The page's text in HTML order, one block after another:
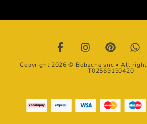
Copyright 2026 © Bobeche snc • All
IT02569190420